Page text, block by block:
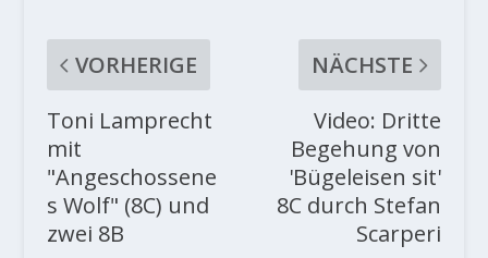
VORHERIGE
Toni Lamprecht
mit
"Angeschossene
s Wolf" (8C) und
zwei 8B
NÄCHSTE
Video: Dritte
Begehung von
'Bügeleisen sit'
8C durch Stefan
Scarperi